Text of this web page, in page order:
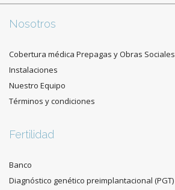
Nosotros
Cobertura médica Prepagas y Obras Sociales
Instalaciones
Nuestro Equipo
Términos y condiciones
Fertilidad
Banco
Diagnóstico genético preimplantacional (PGT)